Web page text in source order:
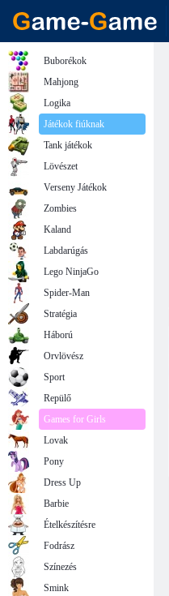
Buborékok
Mahjong
Logika
Játékok fiúknak
Tank játékok
Lövészet
Verseny Játékok
Zombies
Kaland
Labdarúgás
Lego NinjaGo
Spider-Man
Stratégia
Háború
Orvlövész
Sport
Repülő
Games for Girls
Lovak
Pony
Dress Up
Barbie
Ételkészítésre
Fodrász
Színezés
Smink